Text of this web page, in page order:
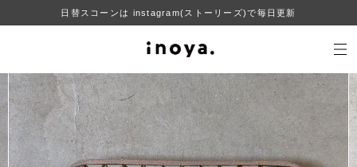
日替スコーンは instagram(ストーリーズ)で毎日更新